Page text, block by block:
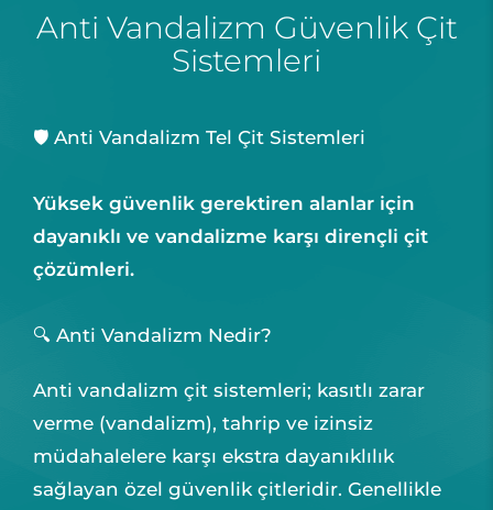
Anti Vandalizm Güvenlik Çit
Sistemleri
🛡️ Anti Vandalizm Tel Çit Sistemleri
Yüksek güvenlik gerektiren alanlar için
dayanıklı ve vandalizme karşı dirençli çit
çözümleri.
🔍 Anti Vandalizm Nedir?
Anti vandalizm çit sistemleri; kasıtlı zarar
verme (vandalizm), tahrip ve izinsiz
müdahalelere karşı ekstra dayanıklılık
sağlayan özel güvenlik çitleridir. Genellikle